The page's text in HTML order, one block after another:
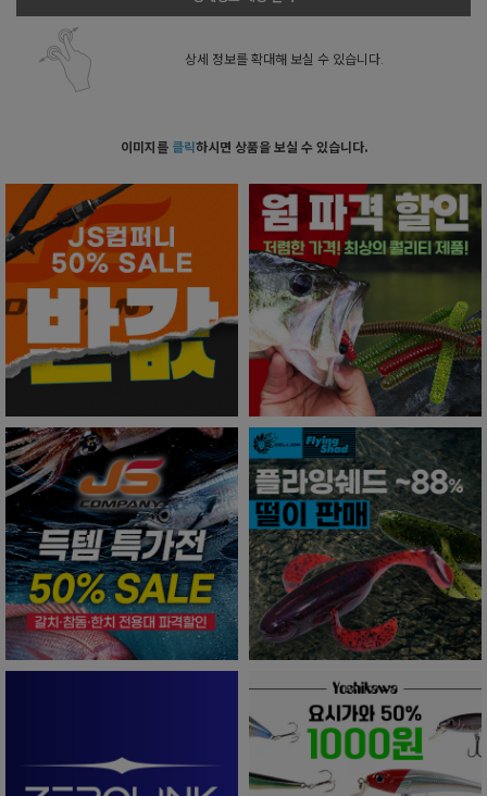
상세 정보를 확대해 보실 수 있습니다.
이미지를 클릭하시면 상품을 보실 수 있습니다.